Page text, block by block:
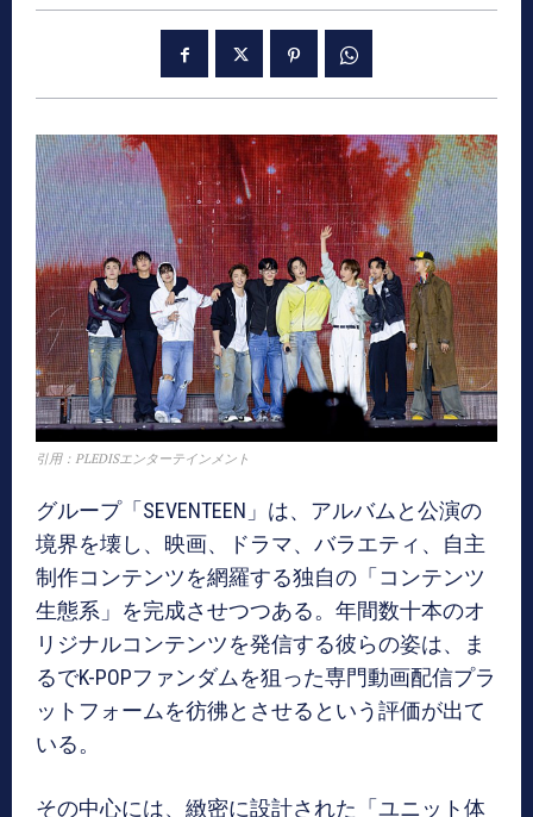
引用：PLEDISエンターテインメント
グループ「SEVENTEEN」は、アルバムと公演の
境界を壊し、映画、ドラマ、バラエティ、自主
制作コンテンツを網羅する独自の「コンテンツ
生態系」を完成させつつある。年間数十本のオ
リジナルコンテンツを発信する彼らの姿は、ま
るでK-POPファンダムを狙った専門動画配信プラ
ットフォームを彷彿とさせるという評価が出て
いる。
その中心には、緻密に設計された「ユニット体